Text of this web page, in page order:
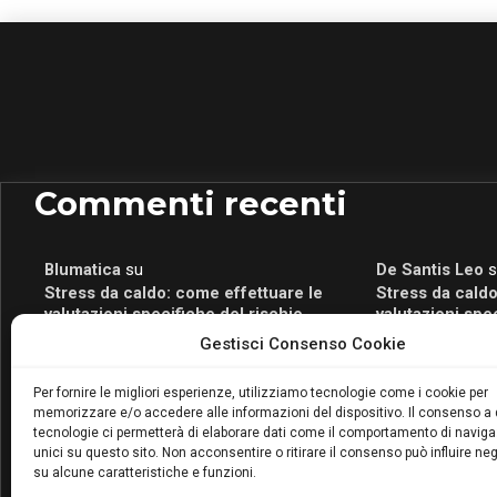
Gestisci Consenso Cookie
Per fornire le migliori esperienze, utilizziamo tecnologie come i cookie per
memorizzare e/o accedere alle informazioni del dispositivo. Il consenso a
tecnologie ci permetterà di elaborare dati come il comportamento di
unici su questo sito. Non acconsentire o ritirare il consenso può influire
su alcune caratteristiche e funzioni.
Commenti recenti
Blumaticasu
Stress da caldo: come effettuare le
valutazioni specifiche del rischio
De Santis Leo
Stress da
valutazioni
attivo anche in Campania: scopri il Corso
Blumatica da 80 Ore per abilitarti!
Romeo Myrtaj
Portale per la
attivo anche
Blumatica da
Blumaticasu
Coordinatore della Sicurezza: cosa è
richiesto per abilitazione e